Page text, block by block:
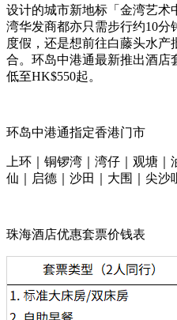
设计的城市新地标「金湾艺术
湾华发商都亦只需步行约10
度假，还是想前往白藤头水
合。环岛中港通最新推出酒店
低至HK$550起。
环岛中港通指定香港门市
上环｜铜锣湾｜湾仔｜观塘
仙｜启德｜沙田｜大围｜尖沙
珠海酒店优惠套票价钱表